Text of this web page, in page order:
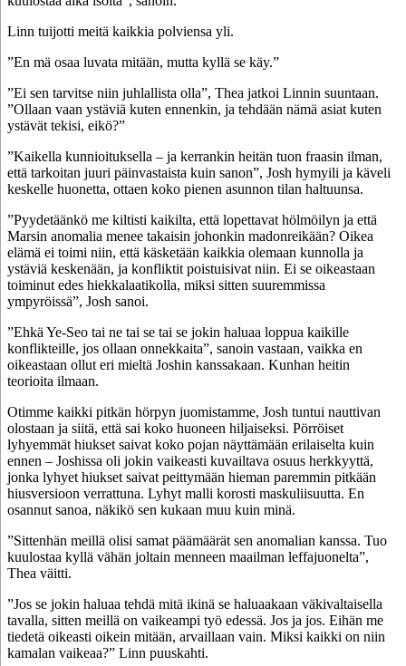
Linn tuijotti meitä kaikkia polviensa yli.
”En mä osaa luvata mitään, mutta kyllä se käy.”
”Ei sen tarvitse niin juhlallista olla”, Thea jatkoi Linnin suuntaan.
”Ollaan vaan ystäviä kuten ennenkin, ja tehdään nämä asiat kuten
ystävät tekisi, eikö?”
”Kaikella kunnioituksella – ja kerrankin heitän tuon fraasin ilman,
että tarkoitan juuri päinvastaista kuin sanon”, Josh hymyili ja käveli
keskelle huonetta, ottaen koko pienen asunnon tilan haltuunsa.
”Pyydetäänkö me kiltisti kaikilta, että lopettavat hölmöilyn ja että
Marsin anomalia menee takaisin johonkin madonreikään? Oikea
elämä ei toimi niin, että käsketään kaikkia olemaan kunnolla ja
ystäviä keskenään, ja konfliktit poistuisivat niin. Ei se oikeastaan
toiminut edes hiekkalaatikolla, miksi sitten suuremmissa
ympyröissä”, Josh sanoi.
”Ehkä Ye-Seo tai ne tai se tai se jokin haluaa loppua kaikille
konflikteille, jos ollaan onnekkaita”, sanoin vastaan, vaikka en
oikeastaan ollut eri mieltä Joshin kanssakaan. Kunhan heitin
teorioita ilmaan.
Otimme kaikki pitkän hörpyn juomistamme, Josh tuntui nauttivan
olostaan ja siitä, että sai koko huoneen hiljaiseksi. Pörröiset
lyhyemmät hiukset saivat koko pojan näyttämään erilaiselta kuin
ennen – Joshissa oli jokin vaikeasti kuvailtava osuus herkkyyttä,
jonka lyhyet hiukset saivat peittymään hieman paremmin pitkään
hiusversioon verrattuna. Lyhyt malli korosti maskuliisuutta. En
osannut sanoa, näkikö sen kukaan muu kuin minä.
”Sittenhän meillä olisi samat päämäärät sen anomalian kanssa. Tuo
kuulostaa kyllä vähän joltain menneen maailman leffajuonelta”,
Thea väitti.
”Jos se jokin haluaa tehdä mitä ikinä se haluaakaan väkivaltaisella
tavalla, sitten meillä on vaikeampi työ edessä. Jos ja jos. Eihän me
tiedetä oikeasti oikein mitään, arvaillaan vain. Miksi kaikki on niin
kamalan vaikeaa?” Linn puuskahti.